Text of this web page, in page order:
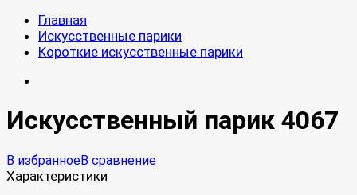
Главная
Искусственные парики
Короткие искусственные парики
Искусственный парик 4067
В избранноеВ сравнение
Характеристики